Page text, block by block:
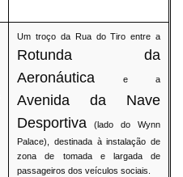
Um troço da Rua do Tiro entre a
Rotunda da
Aeronáutica e a
Avenida da Nave
Desportiva (lado do Wynn
Palace), destinada à instalação de
zona de tomada e largada de
passageiros dos veículos sociais.